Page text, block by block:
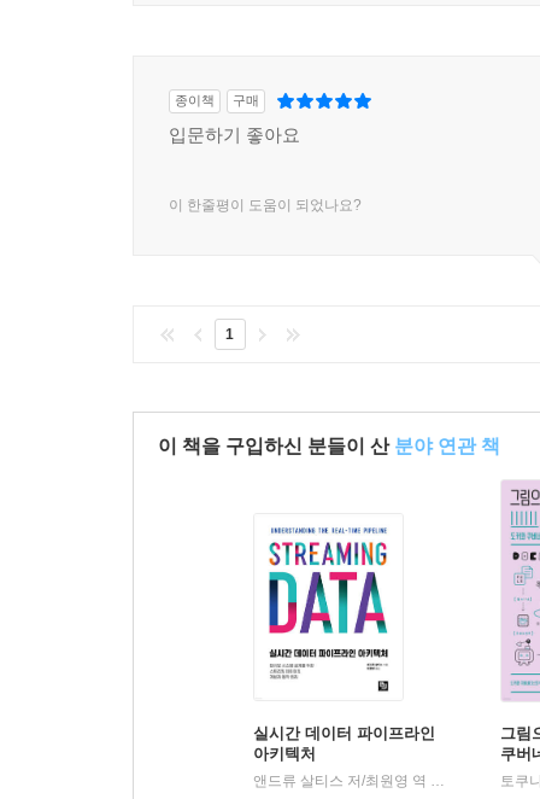
종이책 구매
입문하기 좋아요
이 한줄평이 도움이 되었나요?
1
이 책을 구입하신 분들이 산 분야 연관 책
실시간 데이터 파이프라인
아키텍처
앤드류 살티스 저/최원영 역 |
비제이퍼블릭
그림
쿠버